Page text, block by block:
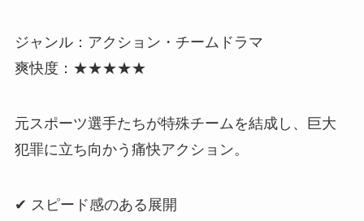
ジャンル：アクション・チームドラマ
爽快度：★★★★★
元スポーツ選手たちが特殊チームを結成し、巨大
犯罪に立ち向かう痛快アクション。
✔ スピード感のある展開